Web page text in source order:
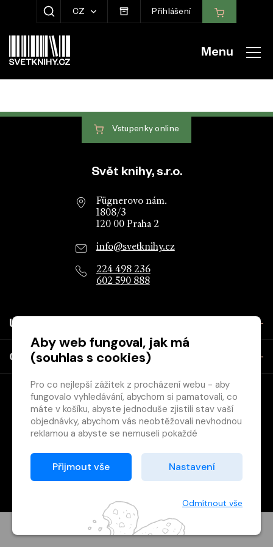
ZOBRAZIT HLEDÁNÍ
CZ Přihlášení
Menu
Patička webu
Vstupenky online
Svět knihy, s.r.o.
Fügnerovo nám.
1808/3
120 00 Praha 2
info@svetknihy.cz
224 498 236
602 590 888
Užitečné
O společnosti
Copyright © 2026 Svět knihy, s.r.o. - společnost Svazu českých
knihkupců a nakladatelů.
Grand IT s.r.o.
Aby web fungoval, jak má
(souhlas s cookies)
Pro co nejlepší zážitek z procházení webu - aby
fungovalo vyhledávání, abychom si pamatovali, co
máte v košíku, abyste jednoduše zjistili stav vaší
objednávky, abychom vás neobtěžovali nevhodnou
reklamou a abyste se nemuseli pokaždé
Proto od vás potřebujeme souhlas se
zpracováním souborů cookies
Děkujeme, že nám ho dáte a pomůžete nám tak
Přijmout vše Nastavení
Odmítnout vše